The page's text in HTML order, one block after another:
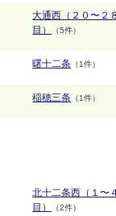
大通西（２０〜２
目）
（5件）
曙十二条 （1件）
稲穂三条 （1件）
北十二条西（１〜
目）
（2件）